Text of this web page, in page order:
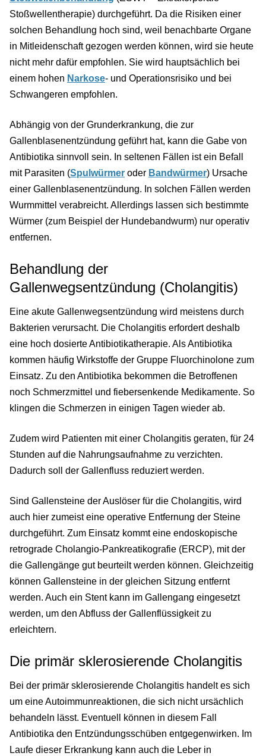
Stoßwellentherapie) durchgeführt. Da die Risiken einer
solchen Behandlung hoch sind, weil benachbarte Organe
in Mitleidenschaft gezogen werden können, wird sie heute
nicht mehr dafür empfohlen. Sie wird hauptsächlich bei
einem hohen Narkose- und Operationsrisiko und bei
Schwangeren empfohlen.
Abhängig von der Grunderkrankung, die zur
Gallenblasenentzündung geführt hat, kann die Gabe von
Antibiotika sinnvoll sein. In seltenen Fällen ist ein Befall
mit Parasiten (Spulwürmer oder Bandwürmer) Ursache
einer Gallenblasenentzündung. In solchen Fällen werden
Wurmmittel verabreicht. Allerdings lassen sich bestimmte
Würmer (zum Beispiel der Hundebandwurm) nur operativ
entfernen.
Behandlung der
Gallenwegsentzündung (Cholangitis)
Eine akute Gallenwegsentzündung wird meistens durch
Bakterien verursacht. Die Cholangitis erfordert deshalb
eine hoch dosierte Antibiotikatherapie. Als Antibiotika
kommen häufig Wirkstoffe der Gruppe Fluorchinolone zum
Einsatz. Zu den Antibiotika bekommen die Betroffenen
noch Schmerzmittel und fiebersenkende Medikamente. So
klingen die Schmerzen in einigen Tagen wieder ab.
Zudem wird Patienten mit einer Cholangitis geraten, für 24
Stunden auf die Nahrungsaufnahme zu verzichten.
Dadurch soll der Gallenfluss reduziert werden.
Sind Gallensteine der Auslöser für die Cholangitis, wird
auch hier zumeist eine operative Entfernung der Steine
durchgeführt. Zum Einsatz kommt eine endoskopische
retrograde Cholangio-Pankreatikografie (ERCP), mit der
die Gallengänge gut beurteilt werden können. Gleichzeitig
können Gallensteine in der gleichen Sitzung entfernt
werden. Auch ein Stent kann im Gallengang eingesetzt
werden, um den Abfluss der Gallenflüssigkeit zu
erleichtern.
Die primär sklerosierende Cholangitis
Bei der primär sklerosierende Cholangitis handelt es sich
um eine Autoimmunreaktionen, die sich nicht ursächlich
behandeln lässt. Eventuell können in diesem Fall
Antibiotika den Entzündungsschüben entgegenwirken. Im
Laufe dieser Erkrankung kann auch die Leber in